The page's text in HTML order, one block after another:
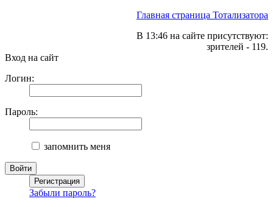
Главная страница Тотализатора
В 13:46 на сайте присутствуют:
зрителей - 119.
Вход на сайт
Логин:
Пароль:
запомнить меня
Забыли пароль?